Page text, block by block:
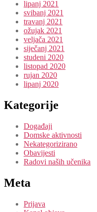
lipanj 2021
svibanj 2021
travanj 2021
ožujak 2021
veljača 2021
siječanj 2021
studeni 2020
listopad 2020
rujan 2020
lipanj 2020
Kategorije
Događaji
Domske aktivnosti
Nekategorizirano
Obavijesti
Radovi naših učenika
Meta
Prijava